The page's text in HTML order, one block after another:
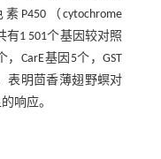
素P450（cytochrome
有1 501个基因较对照
CarE基因5个，GST
表明茴香薄翅野螟对
响应。